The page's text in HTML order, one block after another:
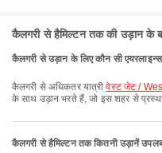
कैलगरी से हैमिल्टन तक की उड़ान के
कैलगरी से उड़ान के लिए कौन सी
कैलगरी से अधिकतर यात्रीवेस्ट जेट /
के साथ उड़ान भरते हैं, जो इस शहर से
कैलगरी से हैमिल्टन तक कितनी उड़ानें